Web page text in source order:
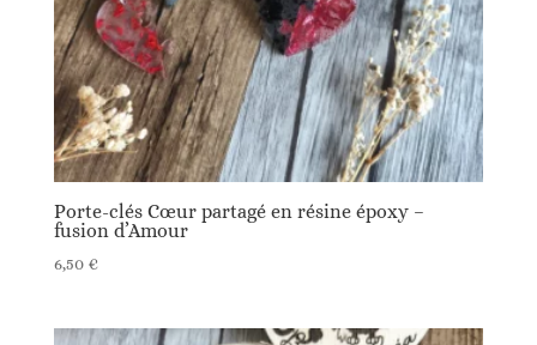
Porte-clés Cœur partagé en résine époxy –
fusion d’Amour
6,50 €